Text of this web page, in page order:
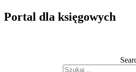
Portal dla księgowych